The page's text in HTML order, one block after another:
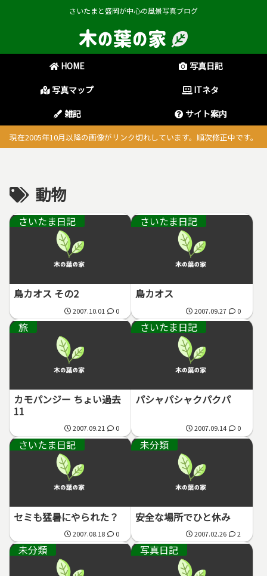
さいたまと盛岡が中心の風景写真ブログ
HOME
写真日記
写真マップ
ITネタ
雑記
サイト案内
現在2005年10月以降の画像がリンク切れしています。順次修正中です。
動物
さいたま日記
鳥カオス その2
2007.10.01 0
さいたま日記
鳥カオス
2007.09.27 0
旅
カモパンジー ちょい過去
11
2007.09.21 0
さいたま日記
パシャパシャクパクパ
2007.09.14 0
さいたま日記
セミも猛暑にやられた？
2007.08.18 0
未分類
安全な場所でひと休み
2007.02.26 2
未分類 写真日記